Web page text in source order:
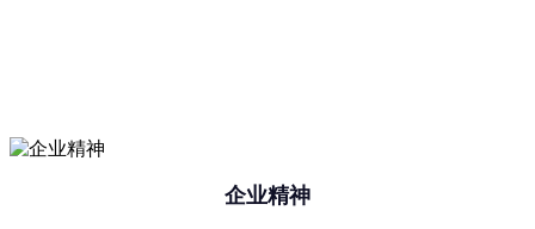
企业精神